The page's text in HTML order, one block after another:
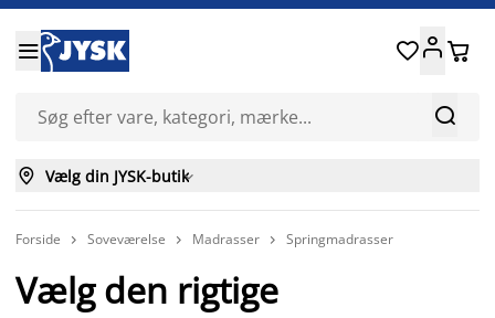


 
 Vælg din JYSK-butik
Forside  Soveværelse  Madrasser  Springmadrasser
Vælg den rigtige